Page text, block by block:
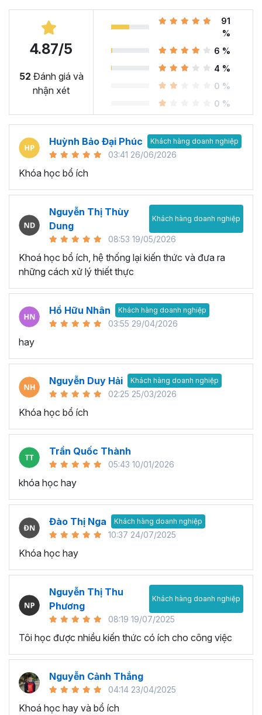
4.87/5
52 Đánh giá và
nhận xét
91
%
6 %
4 %
0 %
0 %
Huỳnh Bảo Đại Phúc Khách hàng doanh nghiệp
03:41 26/06/2026
Khóa học bổ ích
Nguyễn Thị Thùy
Dung
Khách hàng doanh nghiệp
08:53 19/05/2026
Khoá học bổ ích, hệ thống lại kiến thức và đưa ra
những cách xử lý thiết thực
Hồ Hữu Nhân Khách hàng doanh nghiệp
03:55 29/04/2026
hay
Nguyễn Duy Hải Khách hàng doanh nghiệp
02:25 25/03/2026
Khóa học bổ ích
Trần Quốc Thành
05:43 10/01/2026
khóa học hay
Đào Thị Nga Khách hàng doanh nghiệp
10:37 24/07/2025
Khóa học hay
Nguyễn Thị Thu
Phương
Khách hàng doanh nghiệp
08:19 19/07/2025
Tôi học được nhiều kiến thức có ích cho công việc
Nguyễn Cảnh Thắng
04:14 23/04/2025
Khoá học hay và bổ ích